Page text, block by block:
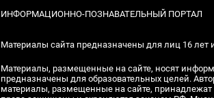
ИНФОРМАЦИОННО-ПОЗНАВАТЕЛЬНЫЙ ПОРТАЛ
Материалы сайта предназначены для лиц 16 лет
Материалы, размещенные на сайте, носят
предназначены для образовательных целей.
материалы, размещенные на сайте, принадлежат